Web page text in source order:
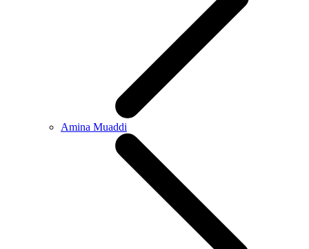
Amina Muaddi